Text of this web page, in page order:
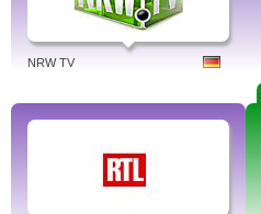
NRW TV